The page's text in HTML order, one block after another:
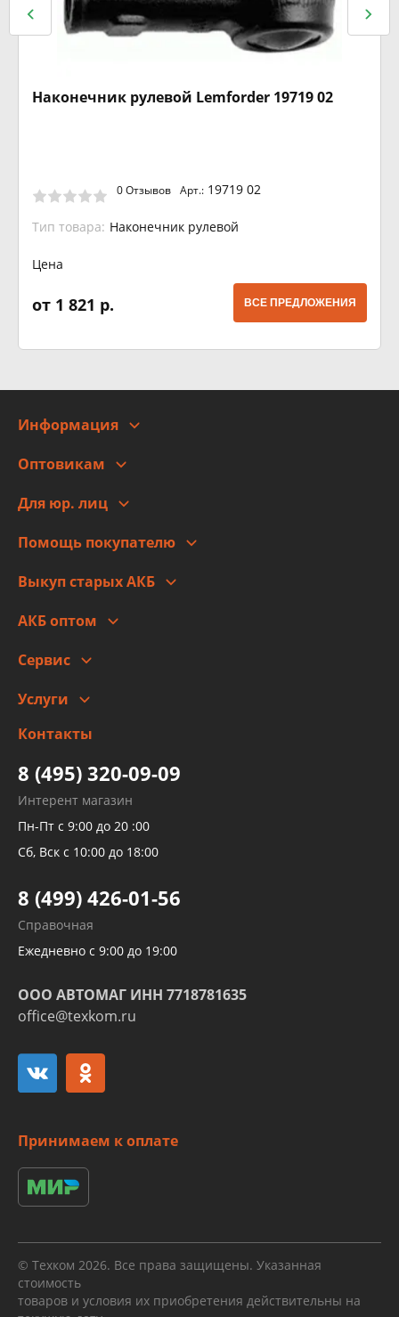
Наконечник рулевой Lemforder 19719 02
0 Отзывов Арт.: 19719 02
Тип товара: Наконечник рулевой
Цена
от 1 821 р. ВСЕ ПРЕДЛОЖЕНИЯ
Информация
Адреса
Новости
Правовая информация
Оптовикам
Для юр. лиц
Помощь покупателю
Оплата
Гарантии и возврат
Выкуп старых АКБ
АКБ оптом
Сервис
Заправка кондиционера авто
Детейлинг
Услуги
высокого давления
Тормозных трубок
Рукавов гидроусилителей
Рукавов компрессоров и турбин
Трубок кондиционеров
Развертка пайка медных стальных
алюминиевых трубок и штуцеров
Контакты
8 (495) 320-09-09
Интерент магазин
Пн-Пт с 9:00 до 20 :00
Сб, Вск с 10:00 до 18:00
8 (499) 426-01-56
Справочная
Ежедневно с 9:00 до 19:00
ООО АВТОМАГ ИНН 7718781635
office@texkom.ru
Принимаем к оплате
© Техком 2026. Все права защищены. Указанная
стоимость
товаров и условия их приобретения действительны на